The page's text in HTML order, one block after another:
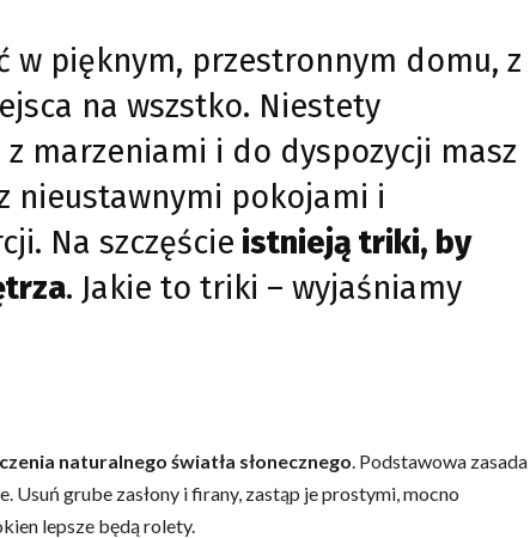
w pięknym, przestronnym domu, z
na wszstko. Niestety
marzeniami i do dyspozycji masz
nieustawnymi pokojami i
Na szczęście istnieją triki, by
. Jakie to triki – wyjaśniamy
naturalnego światła słonecznego. Podstawowa zasada
grube zasłony i firany, zastąp je prostymi, mocno
lepsze będą rolety.